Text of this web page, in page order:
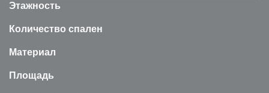
Этажность
Количество спален
Материал
Площадь